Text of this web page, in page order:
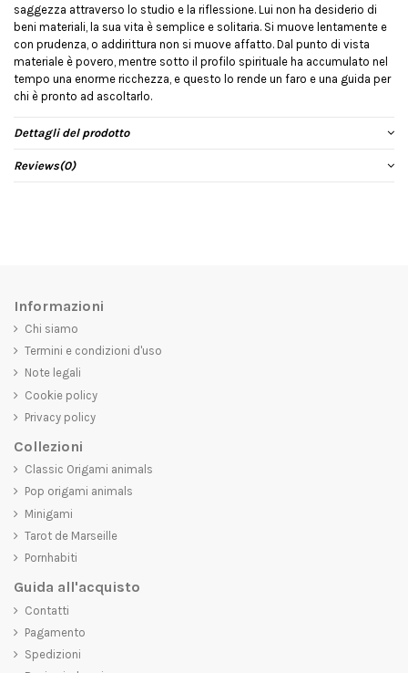
saggezza attraverso lo studio e la riflessione. Lui non ha desiderio di
beni materiali, la sua vita è semplice e solitaria. Si muove lentamente e
con prudenza, o addirittura non si muove affatto. Dal punto di vista
materiale è povero, mentre sotto il profilo spirituale ha accumulato nel
tempo una enorme ricchezza, e questo lo rende un faro e una guida per
chi è pronto ad ascoltarlo.
Dettagli del prodotto
Reviews(0)
Informazioni
Chi siamo
Termini e condizioni d'uso
Note legali
Cookie policy
Privacy policy
Collezioni
Classic Origami animals
Pop origami animals
Minigami
Tarot de Marseille
Pornhabiti
Guida all'acquisto
Contatti
Pagamento
Spedizioni